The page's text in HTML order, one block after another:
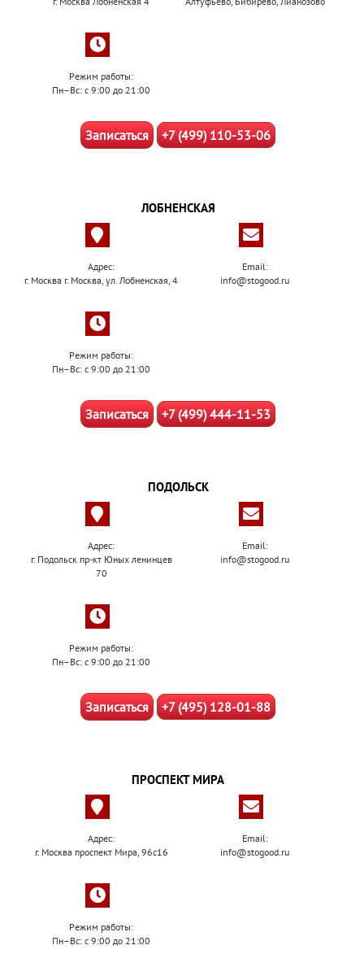
Режим работы:
Пн–Вс: с 9:00 до 21:00
Записаться +7 (499) 110-53-06
ЛОБНЕНСКАЯ
Адрес:
г. Москва г. Москва, ул. Лобненская, 4
Email:
info@stogood.ru
Режим работы:
Пн–Вс: с 9:00 до 21:00
Записаться +7 (499) 444-11-53
ПОДОЛЬСК
Адрес:
г. Подольск пр-кт Юных ленинцев
70
Email:
info@stogood.ru
Режим работы:
Пн–Вс: с 9:00 до 21:00
Записаться +7 (495) 128-01-88
ПРОСПЕКТ МИРА
Адрес:
г. Москва проспект Мира, 96с16
Email:
info@stogood.ru
Режим работы:
Пн–Вс: с 9:00 до 21:00